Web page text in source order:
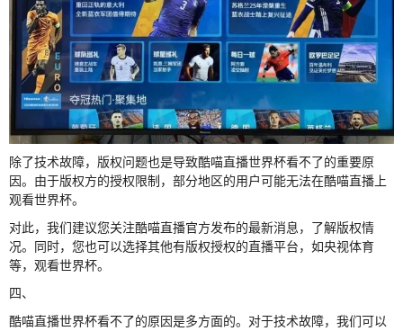
除了技术故障，版权问题也是导致酷喵直播世界杯看不了的重要原
因。由于版权方的授权限制，部分地区的用户可能无法在酷喵直播上
观看世界杯。
对此，我们建议您关注酷喵直播官方发布的最新消息，了解版权情
况。同时，您也可以选择其他有版权授权的直播平台，如央视体育
等，观看世界杯。
四、
酷喵直播世界杯看不了的原因是多方面的。对于技术故障，我们可以